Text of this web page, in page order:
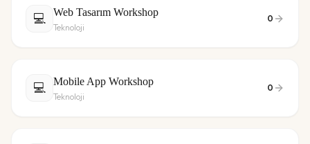
💻 Web Tasarım Workshop
Teknoloji
0
💻 Mobile App Workshop
Teknoloji
0